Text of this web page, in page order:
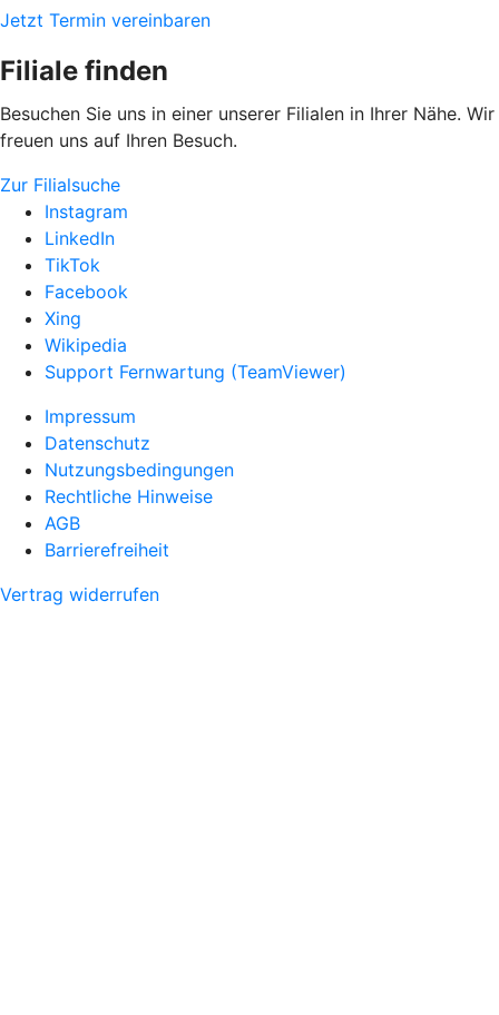
Jetzt Termin vereinbaren
Filiale finden
Besuchen Sie uns in einer unserer Filialen in Ihrer Nähe. Wir
freuen uns auf Ihren Besuch.
Zur Filialsuche
Instagram
LinkedIn
TikTok
Facebook
Xing
Wikipedia
Support Fernwartung (TeamViewer)
Impressum
Datenschutz
Nutzungsbedingungen
Rechtliche Hinweise
AGB
Barrierefreiheit
Vertrag widerrufen